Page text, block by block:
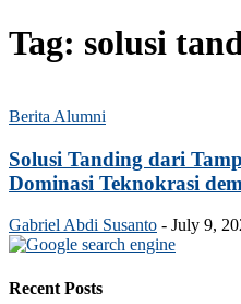
Tag: solusi
Berita Alumni
Solusi Tanding dari
Dominasi Teknokrasi
Gabriel Abdi Susanto - July 9,
Recent Posts